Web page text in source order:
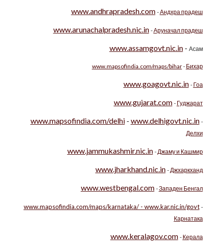
www.andhrapradesh.com -Андхра прадеш
www.arunachalpradesh.nic.in -Аруначал прадеш
www.assamgovt.nic.in- Асам
www.mapsofindia.com/maps/bihar- Бихар
www.goagovt.nic.in - Гоа
www.gujarat.com - Гуджарат
www.mapsofindia.com/delhi- www.delhigovt.nic.in -
Делхи
www.jammukashmir.nic.in -Джаму и Кашмир
www.jharkhand.nic.in -Джхаркханд
www.westbengal.com -Западен Бенгал
www.mapsofindia.com/maps/karnataka/ - www.kar.nic.in/govt -
Карнатака
www.keralagov.com - Керала